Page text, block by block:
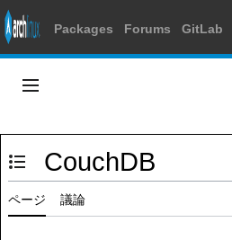
Packages Forums GitLab
に
ス
キ
ッ
メインメニュー
目次の表示・非表示を切り替え
CouchDB
ページ 議論